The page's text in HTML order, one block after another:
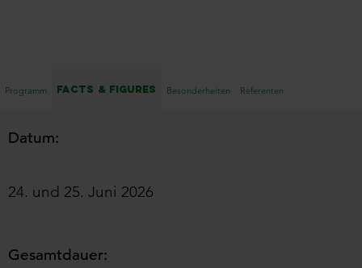
Programm Facts & Figures Besonderheiten Referenten
Datum:
24. und 25. Juni 2026
Gesamtdauer: